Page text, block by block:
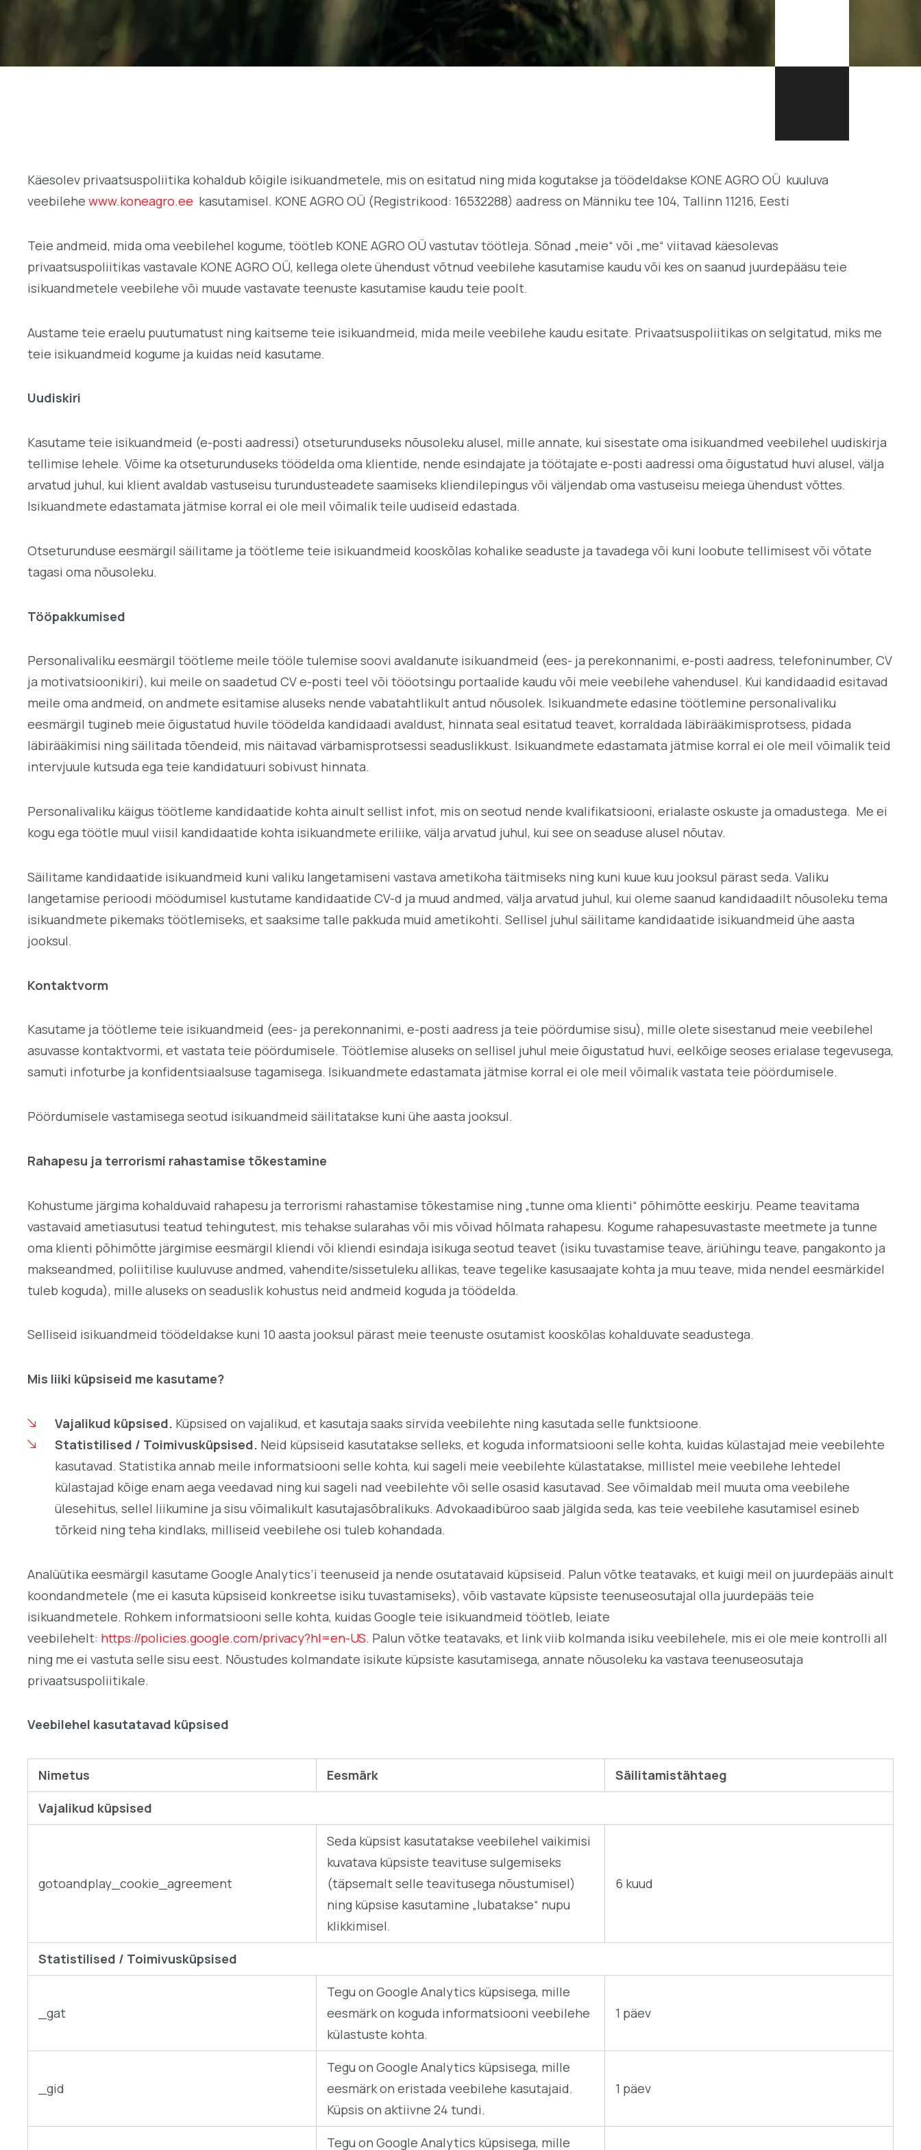
Käesolev privaatsuspoliitika kohaldub kõigile isikuandmetele, mis on esitatud ning mida kogutakse ja töödeldakse KONE AGRO OÜ kuuluva
veebilehe www.koneagro.ee kasutamisel. KONE AGRO OÜ (Registrikood: 16532288) aadress on Männiku tee 104, Tallinn 11216, Eesti
Teie andmeid, mida oma veebilehel kogume, töötleb KONE AGRO OÜ vastutav töötleja. Sõnad „meie“ või „me“ viitavad käesolevas
privaatsuspoliitikas vastavale KONE AGRO OÜ, kellega olete ühendust võtnud veebilehe kasutamise kaudu või kes on saanud juurdepääsu teie
isikuandmetele veebilehe või muude vastavate teenuste kasutamise kaudu teie poolt.
Austame teie eraelu puutumatust ning kaitseme teie isikuandmeid, mida meile veebilehe kaudu esitate. Privaatsuspoliitikas on selgitatud, miks me
teie isikuandmeid kogume ja kuidas neid kasutame.
Uudiskiri
Kasutame teie isikuandmeid (e-posti aadressi) otseturunduseks nõusoleku alusel, mille annate, kui sisestate oma isikuandmed veebilehel uudiskirja
tellimise lehele. Võime ka otseturunduseks töödelda oma klientide, nende esindajate ja töötajate e-posti aadressi oma õigustatud huvi alusel, välja
arvatud juhul, kui klient avaldab vastuseisu turundusteadete saamiseks kliendilepingus või väljendab oma vastuseisu meiega ühendust võttes.
Isikuandmete edastamata jätmise korral ei ole meil võimalik teile uudiseid edastada.
Otseturunduse eesmärgil säilitame ja töötleme teie isikuandmeid kooskõlas kohalike seaduste ja tavadega või kuni loobute tellimisest või võtate
tagasi oma nõusoleku.
Tööpakkumised
Personalivaliku eesmärgil töötleme meile tööle tulemise soovi avaldanute isikuandmeid (ees- ja perekonnanimi, e-posti aadress, telefoninumber, CV
ja motivatsioonikiri), kui meile on saadetud CV e-posti teel või tööotsingu portaalide kaudu või meie veebilehe vahendusel. Kui kandidaadid esitavad
meile oma andmeid, on andmete esitamise aluseks nende vabatahtlikult antud nõusolek. Isikuandmete edasine töötlemine personalivaliku
eesmärgil tugineb meie õigustatud huvile töödelda kandidaadi avaldust, hinnata seal esitatud teavet, korraldada läbirääkimisprotsess, pidada
läbirääkimisi ning säilitada tõendeid, mis näitavad värbamisprotsessi seaduslikkust. Isikuandmete edastamata jätmise korral ei ole meil võimalik teid
intervjuule kutsuda ega teie kandidatuuri sobivust hinnata.
Personalivaliku käigus töötleme kandidaatide kohta ainult sellist infot, mis on seotud nende kvalifikatsiooni, erialaste oskuste ja omadustega. Me ei
kogu ega töötle muul viisil kandidaatide kohta isikuandmete eriliike, välja arvatud juhul, kui see on seaduse alusel nõutav.
Säilitame kandidaatide isikuandmeid kuni valiku langetamiseni vastava ametikoha täitmiseks ning kuni kuue kuu jooksul pärast seda. Valiku
langetamise perioodi möödumisel kustutame kandidaatide CV-d ja muud andmed, välja arvatud juhul, kui oleme saanud kandidaadilt nõusoleku tema
isikuandmete pikemaks töötlemiseks, et saaksime talle pakkuda muid ametikohti. Sellisel juhul säilitame kandidaatide isikuandmeid ühe aasta
jooksul.
Kontaktvorm
Kasutame ja töötleme teie isikuandmeid (ees- ja perekonnanimi, e-posti aadress ja teie pöördumise sisu), mille olete sisestanud meie veebilehel
asuvasse kontaktvormi, et vastata teie pöördumisele. Töötlemise aluseks on sellisel juhul meie õigustatud huvi, eelkõige seoses erialase tegevusega,
samuti infoturbe ja konfidentsiaalsuse tagamisega. Isikuandmete edastamata jätmise korral ei ole meil võimalik vastata teie pöördumisele.
Pöördumisele vastamisega seotud isikuandmeid säilitatakse kuni ühe aasta jooksul.
Rahapesu ja terrorismi rahastamise tõkestamine
Kohustume järgima kohalduvaid rahapesu ja terrorismi rahastamise tõkestamise ning „tunne oma klienti“ põhimõtte eeskirju. Peame teavitama
vastavaid ametiasutusi teatud tehingutest, mis tehakse sularahas või mis võivad hõlmata rahapesu. Kogume rahapesuvastaste meetmete ja tunne
oma klienti põhimõtte järgimise eesmärgil kliendi või kliendi esindaja isikuga seotud teavet (isiku tuvastamise teave, äriühingu teave, pangakonto ja
makseandmed, poliitilise kuuluvuse andmed, vahendite/sissetuleku allikas, teave tegelike kasusaajate kohta ja muu teave, mida nendel eesmärkidel
tuleb koguda), mille aluseks on seaduslik kohustus neid andmeid koguda ja töödelda.
Selliseid isikuandmeid töödeldakse kuni 10 aasta jooksul pärast meie teenuste osutamist kooskõlas kohalduvate seadustega.
Mis liiki küpsiseid me kasutame?
Vajalikud küpsised. Küpsised on vajalikud, et kasutaja saaks sirvida veebilehte ning kasutada selle funktsioone.
Statistilised / Toimivusküpsised. Neid küpsiseid kasutatakse selleks, et koguda informatsiooni selle kohta, kuidas külastajad meie veebilehte
kasutavad. Statistika annab meile informatsiooni selle kohta, kui sageli meie veebilehte külastatakse, millistel meie veebilehe lehtedel
külastajad kõige enam aega veedavad ning kui sageli nad veebilehte või selle osasid kasutavad. See võimaldab meil muuta oma veebilehe
ülesehitus, sellel liikumine ja sisu võimalikult kasutajasõbralikuks. Advokaadibüroo saab jälgida seda, kas teie veebilehe kasutamisel esineb
tõrkeid ning teha kindlaks, milliseid veebilehe osi tuleb kohandada.
Analüütika eesmärgil kasutame Google Analytics’i teenuseid ja nende osutatavaid küpsiseid. Palun võtke teatavaks, et kuigi meil on juurdepääs ainult
koondandmetele (me ei kasuta küpsiseid konkreetse isiku tuvastamiseks), võib vastavate küpsiste teenuseosutajal olla juurdepääs teie
isikuandmetele. Rohkem informatsiooni selle kohta, kuidas Google teie isikuandmeid töötleb, leiate
veebilehelt: https://policies.google.com/privacy?hl=en-US. Palun võtke teatavaks, et link viib kolmanda isiku veebilehele, mis ei ole meie kontrolli all
ning me ei vastuta selle sisu eest. Nõustudes kolmandate isikute küpsiste kasutamisega, annate nõusoleku ka vastava teenuseosutaja
privaatsuspoliitikale.
Veebilehel kasutatavad küpsised
Nimetus Eesmärk
Säilitamistähtaeg
Vajalikud küpsised
gotoandplay_cookie_agreement
Seda küpsist kasutatakse veebilehel vaikimisi
kuvatava küpsiste teavituse sulgemiseks
(täpsemalt selle teavitusega nõustumisel)
ning küpsise kasutamine „lubatakse“ nupu
klikkimisel.
6 kuud
Statistilised / Toimivusküpsised
_gat
Tegu on Google Analytics küpsisega, mille
eesmärk on koguda informatsiooni veebilehe
külastuste kohta.
1 päev
_gid
Tegu on Google Analytics küpsisega, mille
eesmärk on eristada veebilehe kasutajaid.
Küpsis on aktiivne 24 tundi.
1 päev
Tegu on Google Analytics küpsisega, mille